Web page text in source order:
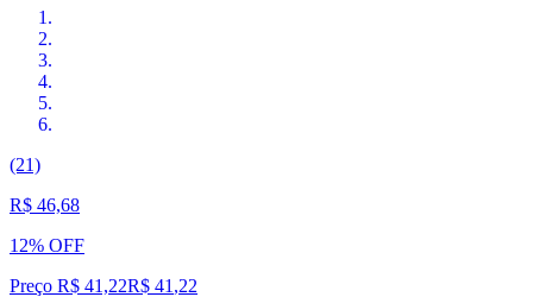
(21)
R$ 46,68
12% OFF
Preço R$ 41,22R$ 41 ,22